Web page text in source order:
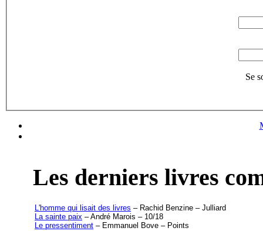
Se
Les derniers livres
L'homme qui lisait des livres – Rachid Benzine – Julliard
La sainte paix – André Marois – 10/18
Le pressentiment – Emmanuel Bove – Points